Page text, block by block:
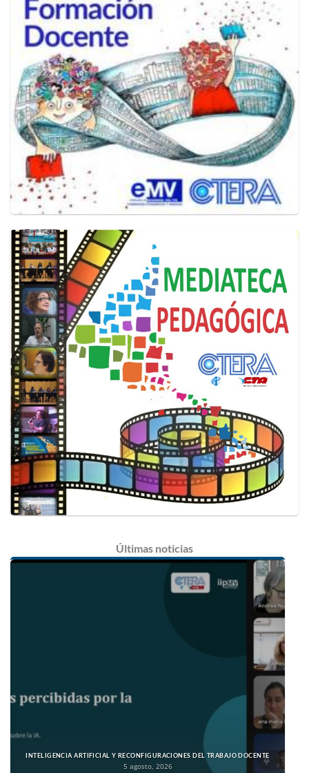
Últimas noticias
INTELIGENCIA ARTIFICIAL Y RECONFIGURACIONES DEL TRABAJO DOCENTE
5 agosto, 2026